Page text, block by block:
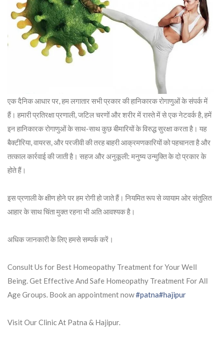
एक दैनिक आधार पर, हम लगातार सभी प्रकार की हानिकारक रोगाणुओं के संपर्क में
हैं। हमारी प्रतिरक्षा प्रणाली, जटिल चरणों और शरीर में रास्ते में से एक नेटवर्क है, हमें
इन हानिकारक रोगाणुओं के साथ-साथ कुछ बीमारियों के विरुद्ध सुरक्षा करता है। यह
बैक्टीरिया, वायरस, और परजीवी की तरह बाहरी आक्रमणकारियों को पहचानता है और
तत्काल कार्रवाई की जाती है। सहज और अनुकूली: मनुष्य उन्मुक्ति के दो प्रकार के
होते हैं।
इस प्रणाली के क्षीण होने पर हम रोगी हो जाते हैं। नियमित रूप से व्यायाम ओर संतुलित
आहार के साथ चिंता मुक्त रहना भी अति आवश्यक है।
अधिक जानकारी के लिए हमसे सम्पर्क करें।
Consult Us for Best Homeopathy Treatment for Your Well
Being. Get Effective And Safe Homeopathy Treatment For All
Age Groups. Book an appointment now#patna#hajipur
Visit Our Clinic At Patna & Hajipur.